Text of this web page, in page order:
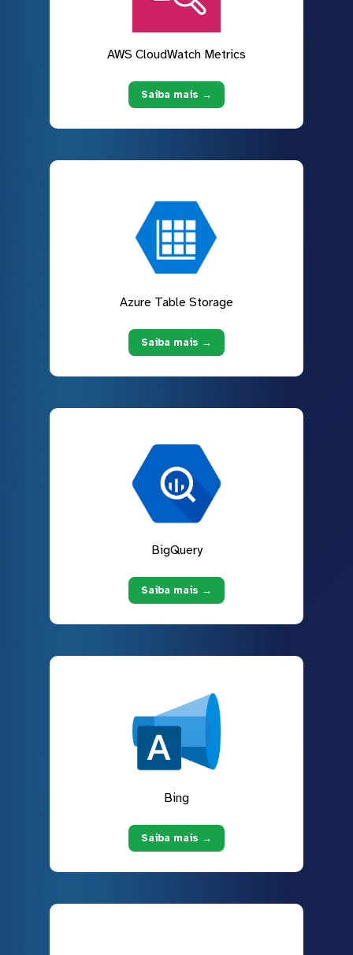
AWS CloudWatch Metrics
Saiba mais →
Azure Table Storage
Saiba mais →
BigQuery
Saiba mais →
Bing
Saiba mais →